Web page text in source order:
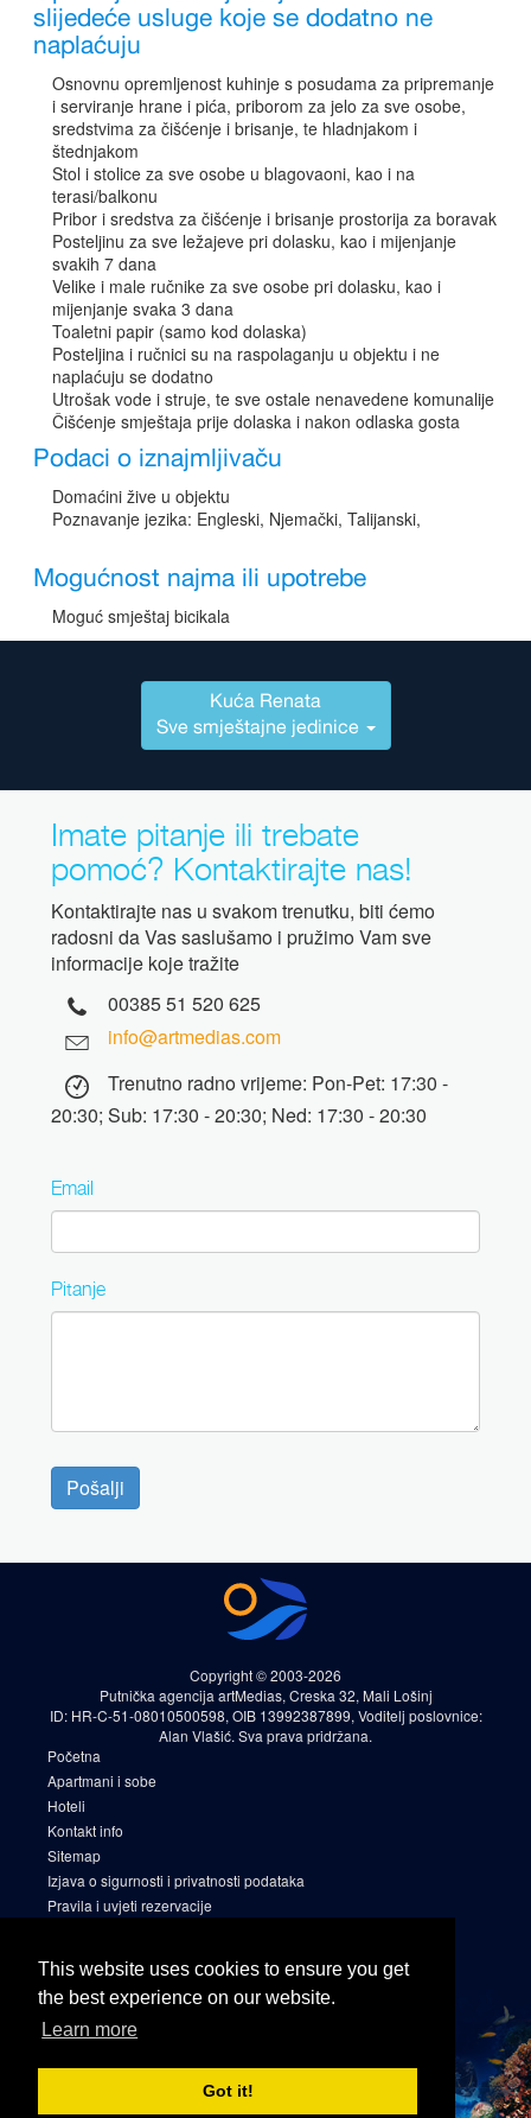
This website uses cookies to ensure you get
the best experience on our website.
Learn more
Got it!
slijedeće usluge koje se dodatno ne
naplaćuju
Osnovnu opremljenost kuhinje s posudama za pripremanje
i serviranje hrane i pića, priborom za jelo za sve osobe,
sredstvima za čišćenje i brisanje, te hladnjakom i
štednjakom
Stol i stolice za sve osobe u blagovaoni, kao i na
terasi/balkonu
Pribor i sredstva za čišćenje i brisanje prostorija za boravak
Posteljinu za sve ležajeve pri dolasku, kao i mijenjanje
svakih 7 dana
Velike i male ručnike za sve osobe pri dolasku, kao i
mijenjanje svaka 3 dana
Toaletni papir (samo kod dolaska)
Posteljina i ručnici su na raspolaganju u objektu i ne
naplaćuju se dodatno
Utrošak vode i struje, te sve ostale nenavedene komunalije
Čišćenje smještaja prije dolaska i nakon odlaska gosta
Podaci o iznajmljivaču
Domaćini žive u objektu
Poznavanje jezika: Engleski, Njemački, Talijanski,
Mogućnost najma ili upotrebe
Moguć smještaj bicikala
Kuća Renata
Sve smještajne jedinice
Imate pitanje ili trebate
pomoć? Kontaktirajte nas!
Kontaktirajte nas u svakom trenutku, biti ćemo
radosni da Vas saslušamo i pružimo Vam sve
informacije koje tražite
00385 51 520 625
info@artmedias.com
Trenutno radno vrijeme: Pon-Pet: 17:30 -
20:30; Sub: 17:30 - 20:30; Ned: 17:30 - 20:30
Email
Pitanje
Pošalji
Copyright © 2003-2026
Putnička agencija artMedias, Creska 32, Mali Lošinj
ID: HR-C-51-08010500598, OIB 13992387899, Voditelj poslovnice:
Alan Vlašić. Sva prava pridržana.
Početna
Apartmani i sobe
Hoteli
Kontakt info
Sitemap
Izjava o sigurnosti i privatnosti podataka
Pravila i uvjeti rezervacije
Facebook
Instagram